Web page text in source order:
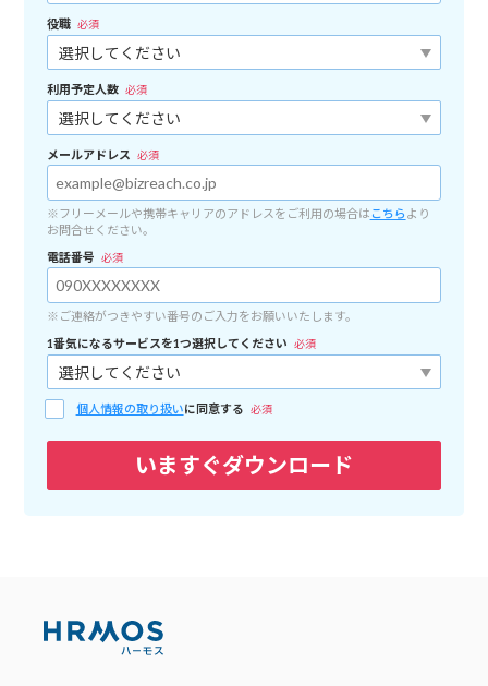
役職 必須
利用予定人数 必須
メールアドレス 必須
※フリーメールや携帯キャリアのアドレスをご利用の場合はこちらより
お問合せください。
電話番号 必須
※ご連絡がつきやすい番号のご入力をお願いいたします。
1番気になるサービスを1つ選択してください 必須
個人情報の取り扱いに同意する 必須
いますぐダウンロード